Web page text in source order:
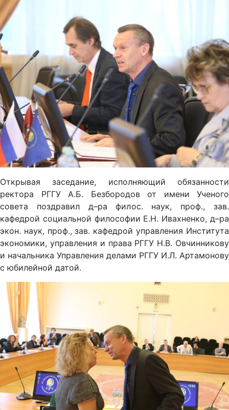
Открывая заседание, исполняющий обязанности
ректора РГГУ А.Б. Безбородов от имени Ученого
совета поздравил д–ра филос. наук, проф., зав.
кафедрой социальной философии Е.Н. Ивахненко, д–ра
экон. наук, проф., зав. кафедрой управления Института
экономики, управления и права РГГУ Н.В. Овчинникову
и начальника Управления делами РГГУ И.Л. Артамонову
с юбилейной датой.